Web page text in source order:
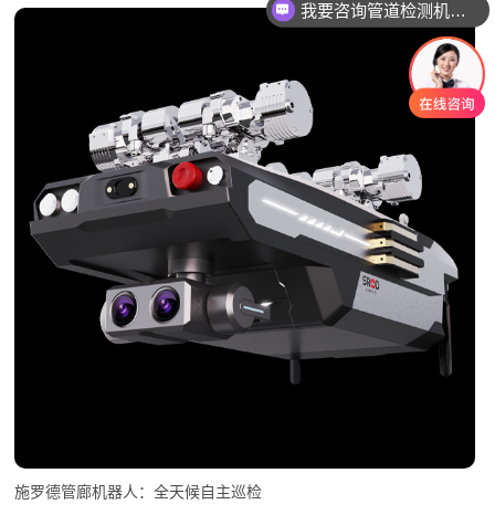
施罗德管廊机器人：全天候自主巡检
我要咨询智能巡检机器人